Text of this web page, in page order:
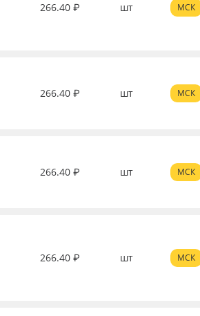
266.40 ₽ шт МСК
266.40 ₽ шт МСК
266.40 ₽ шт МСК
266.40 ₽ шт МСК